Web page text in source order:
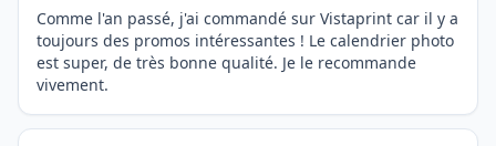
Comme l'an passé, j'ai commandé sur Vistaprint car il y a
toujours des promos intéressantes ! Le calendrier photo
est super, de très bonne qualité. Je le recommande
vivement.